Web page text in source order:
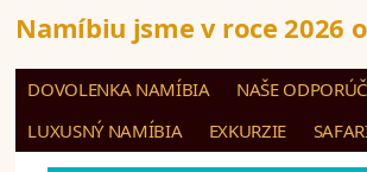
Namíbiu jsme v roce 2026
DOVOLENKA NAMÍBIA NAŠE
LUXUSNÝ NAMÍBIA
EXKURZIE